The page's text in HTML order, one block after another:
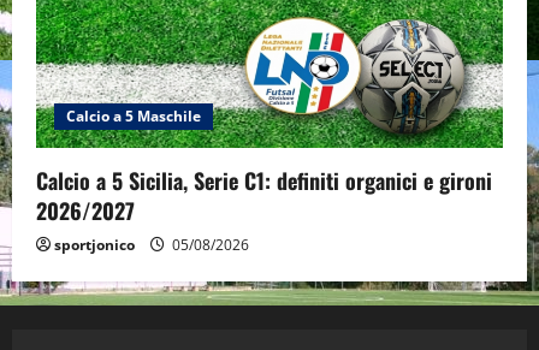
Calcio a 5 Maschile
Calcio a 5 Sicilia, Serie C1: definiti organici e gironi
2026/2027
sportjonico 05/08/2026